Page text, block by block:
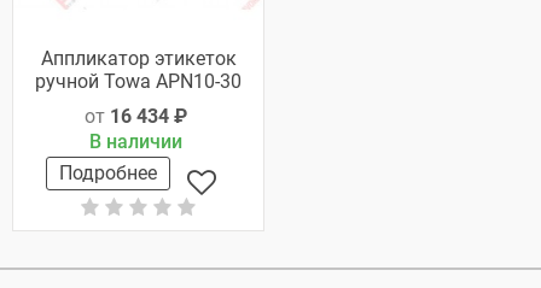
Аппликатор этикеток
ручной Towa APN10-30
от 16 434 ₽
В наличии
Подробнее